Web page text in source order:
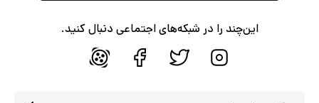
این‌چند را در شبکه‌های اجتماعی دنبال کنید.